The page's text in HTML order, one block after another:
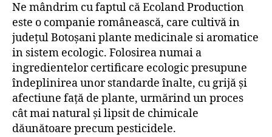
Ne mândrim cu faptul că Ecoland Production
este o companie românească, care cultivă in
județul Botoșani plante medicinale si aromatice
in sistem ecologic. Folosirea numai a
ingredientelor certificare ecologic presupune
îndeplinirea unor standarde înalte, cu grijă și
afectiune față de plante, urmărind un proces
cât mai natural și lipsit de chimicale
dăunătoare precum pesticidele.